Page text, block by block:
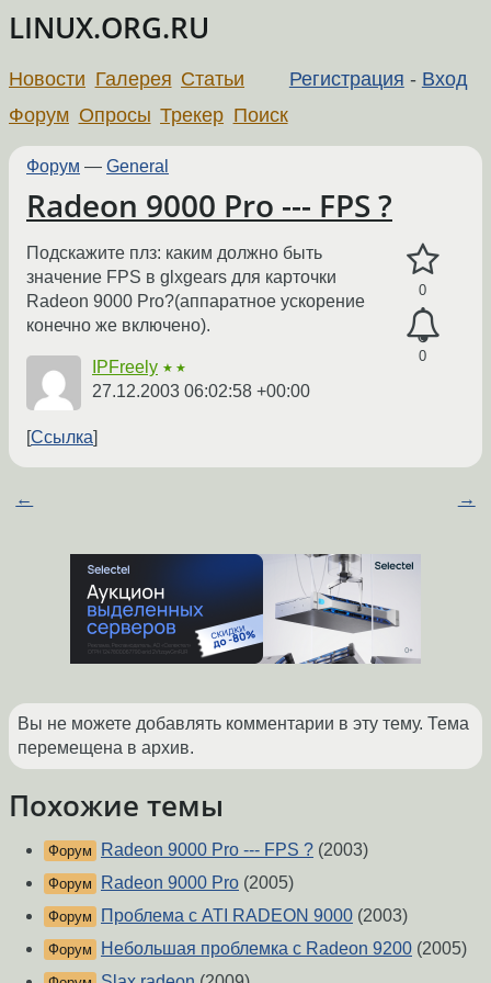
LINUX.ORG.RU
Регистрация - Вход
Новости Галерея Статьи
Форум Опросы Трекер Поиск
Форум — General
Radeon 9000 Pro --- FPS ?
0
0
Подскажите плз: каким должно быть
значение FPS в glxgears для карточки
Radeon 9000 Pro?(аппаратное ускорение
конечно же включено).
IPFreely ★★
27.12.2003 06:02:58 +00:00
Ссылка
← →
Вы не можете добавлять комментарии в эту тему. Тема
перемещена в архив.
Похожие темы
Форум Radeon 9000 Pro --- FPS ? (2003)
Форум Radeon 9000 Pro (2005)
Форум Проблема с ATI RADEON 9000 (2003)
Форум Небольшая проблемка с Radeon 9200 (2005)